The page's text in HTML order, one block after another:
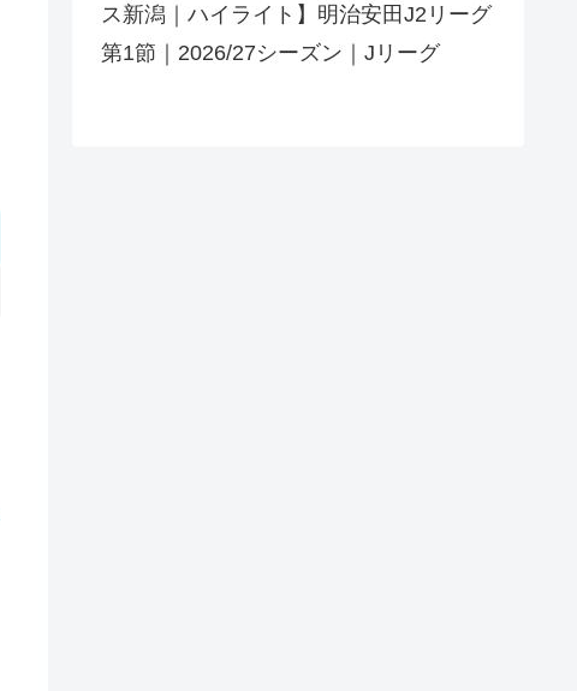
ス新潟｜ハイライト】明治安田J2リーグ
第1節｜2026/27シーズン｜Jリーグ